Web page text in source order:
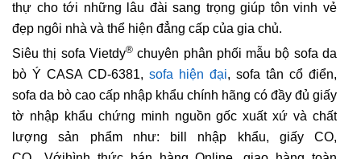
thự cho tới những lâu đài sang trọng giúp tôn vinh vẻ
đẹp ngôi nhà và thể hiện đẳng cấp của gia chủ.
Siêu thị sofa Vietdy®chuyên phân phối mẫu bộ sofa da
bò Ý CASA CD-6381, sofa hiện đại, sofa tân cổ điển,
sofa da bò cao cấp nhập khẩu chính hãng có đầy đủ giấy
tờ nhập khẩu chứng minh nguồn gốc xuất xứ và chất
lượng sản phẩm như: bill nhập khẩu, giấy CO,